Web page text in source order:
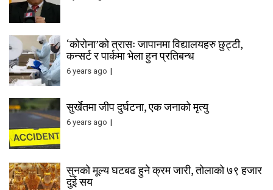
‘कोरोना’को त्रासः जापानमा विद्यालयहरु छुट्टी,
कन्सर्ट र पार्कमा भेला हुन प्रतिबन्ध
6 years ago
सुर्खेतमा जीप दुर्घटना, एक जनाको मृत्यु
6 years ago
सुनको मूल्य घटबढ हुने क्रम जारी, तोलाको ७९ हजार
दुई सय